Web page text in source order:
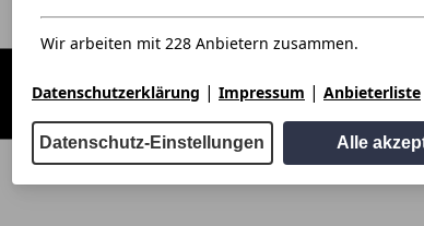
Wir arbeiten mit 228 Anbietern zusammen.
Datenschutzerklärung | Impressum | Anbieterliste
Datenschutz-Einstellungen Alle